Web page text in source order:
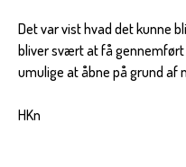
Det var vist hvad det kunne
bliver svært at få
umulige at åbne på grund af
HKn